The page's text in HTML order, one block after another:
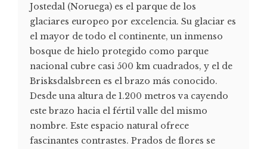
Jostedal (Noruega) es el parque de los
glaciares europeo por excelencia. Su glaciar es
el mayor de todo el continente, un inmenso
bosque de hielo protegido como parque
nacional cubre casi 500 km cuadrados, y el de
Brisksdalsbreen es el brazo más conocido.
Desde una altura de 1.200 metros va cayendo
este brazo hacia el fértil valle del mismo
nombre. Este espacio natural ofrece
fascinantes contrastes. Prados de flores se